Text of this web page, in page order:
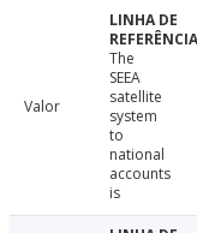
Valor
The
SEEA
satellite
system
to
national
accounts
is